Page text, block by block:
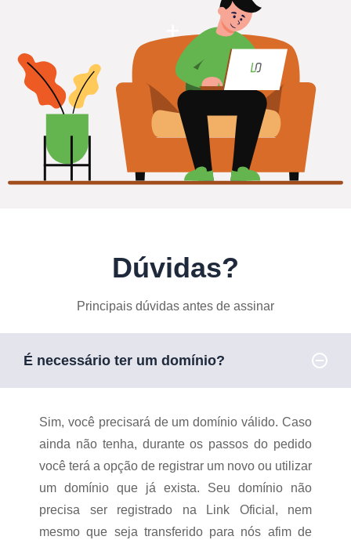
Dúvidas?
Principais dúvidas antes de assinar
É necessário ter um domínio?
Sim, você precisará de um domínio válido. Caso
ainda não tenha, durante os passos do pedido
você terá a opção de registrar um novo ou utilizar
um domínio que já exista. Seu domínio não
precisa ser registrado na Link Oficial, nem
mesmo que seja transferido para nós afim de